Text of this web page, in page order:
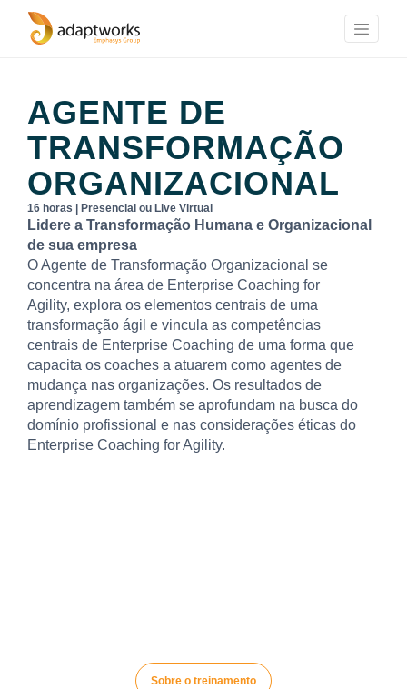
AGENTE DE
TRANSFORMAÇÃO
ORGANIZACIONAL
16 horas | Presencial ou Live Virtual
Lidere a Transformação Humana e Organizacional
de sua empresa
O Agente de Transformação Organizacional se
concentra na área de Enterprise Coaching for
Agility, explora os elementos centrais de uma
transformação ágil e vincula as competências
centrais de Enterprise Coaching de uma forma que
capacita os coaches a atuarem como agentes de
mudança nas organizações. Os resultados de
aprendizagem também se aprofundam na busca do
domínio profissional e nas considerações éticas do
Enterprise Coaching for Agility.
Sobre o treinamento